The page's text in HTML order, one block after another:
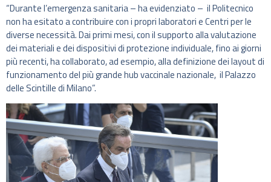
“Durante l’emergenza sanitaria – ha evidenziato – il Politecnico
non ha esitato a contribuire con i propri laboratori e Centri per le
diverse necessità. Dai primi mesi, con il supporto alla valutazione
dei materiali e dei dispositivi di protezione individuale, fino ai giorni
più recenti, ha collaborato, ad esempio, alla definizione dei layout di
funzionamento del più grande hub vaccinale nazionale, il Palazzo
delle Scintille di Milano”.